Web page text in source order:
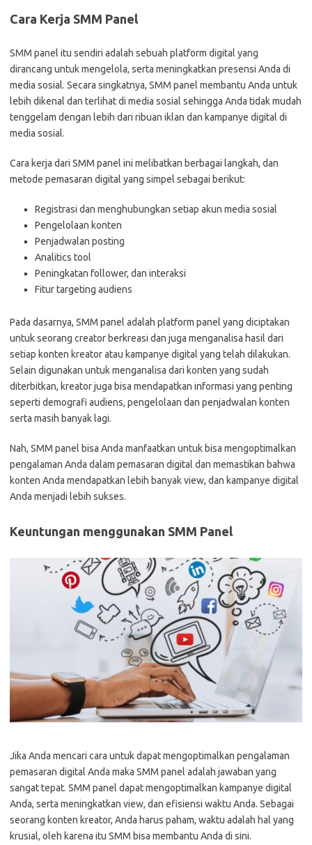
Cara Kerja SMM Panel
SMM panel itu sendiri adalah sebuah platform digital yang
dirancang untuk mengelola, serta meningkatkan presensi Anda di
media sosial. Secara singkatnya, SMM panel membantu Anda untuk
lebih dikenal dan terlihat di media sosial sehingga Anda tidak mudah
tenggelam dengan lebih dari ribuan iklan dan kampanye digital di
media sosial.
Cara kerja dari SMM panel ini melibatkan berbagai langkah, dan
metode pemasaran digital yang simpel sebagai berikut:
Registrasi dan menghubungkan setiap akun media sosial
Pengelolaan konten
Penjadwalan posting
Analitics tool
Peningkatan follower, dan interaksi
Fitur targeting audiens
Pada dasarnya, SMM panel adalah platform panel yang diciptakan
untuk seorang creator berkreasi dan juga menganalisa hasil dari
setiap konten kreator atau kampanye digital yang telah dilakukan.
Selain digunakan untuk menganalisa dari konten yang sudah
diterbitkan, kreator juga bisa mendapatkan informasi yang penting
seperti demografi audiens, pengelolaan dan penjadwalan konten
serta masih banyak lagi.
Nah, SMM panel bisa Anda manfaatkan untuk bisa mengoptimalkan
pengalaman Anda dalam pemasaran digital dan memastikan bahwa
konten Anda mendapatkan lebih banyak view, dan kampanye digital
Anda menjadi lebih sukses.
Keuntungan menggunakan SMM Panel
Jika Anda mencari cara untuk dapat mengoptimalkan pengalaman
pemasaran digital Anda maka SMM panel adalah jawaban yang
sangat tepat. SMM panel dapat mengoptimalkan kampanye digital
Anda, serta meningkatkan view, dan efisiensi waktu Anda. Sebagai
seorang konten kreator, Anda harus paham, waktu adalah hal yang
krusial, oleh karena itu SMM bisa membantu Anda di sini.